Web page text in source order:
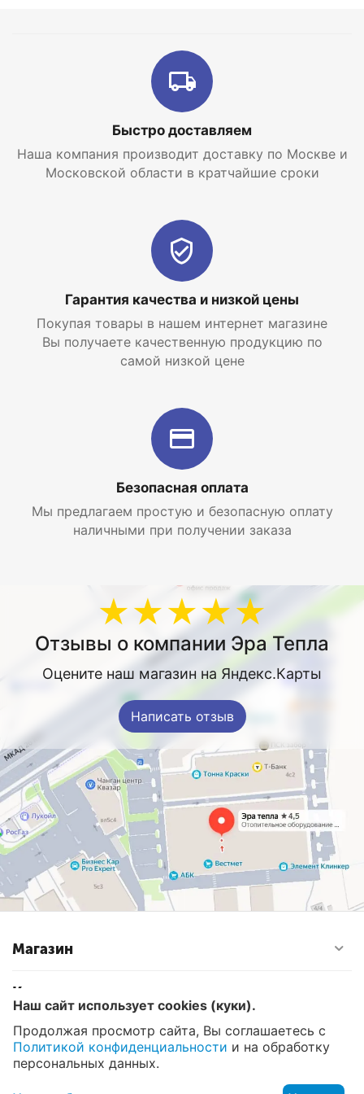
Быстро доставляем
Наша компания производит доставку по Москве и
Московской области в кратчайшие сроки
Гарантия качества и низкой цены
Покупая товары в нашем интернет магазине
Вы получаете качественную продукцию по
самой низкой цене
Безопасная оплата
Мы предлагаем простую и безопасную оплату
наличными при получении заказа
★★★★★
Отзывы о компании Эра Тепла
Оцените наш магазин на Яндекс.Карты
Написать отзыв
Магазин
Контакты
© 2008 - 2026 Эра Тепла. Интернет магазин отопительных
систем и водоснабжения в Москве
Наш сайт использует cookies (куки).
Продолжая просмотр сайта, Вы соглашаетесь с
Политикой конфиденциальности и на обработку
персональных данных.